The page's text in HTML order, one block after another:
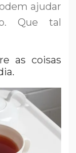
ajudar
Que tal
as coisas